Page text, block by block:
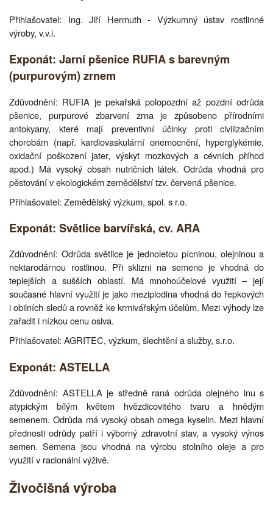
Přihlašovatel: Ing. Jiří Hermuth - Výzkumný ústav rostlinné
výroby, v.v.i.
Exponát: Jarní pšenice RUFIA s barevným
(purpurovým) zrnem
Zdůvodnění: RUFIA je pekařská polopozdní až pozdní odrůda
pšenice, purpurové zbarvení zrna je způsobeno přírodními
antokyany, které mají preventivní účinky proti civilizačním
chorobám (např. kardiovaskulární onemocnění, hyperglykémie,
oxidační poškození jater, výskyt mozkových a cévních příhod
apod.) Má vysoký obsah nutričních látek. Odrůda vhodná pro
pěstování v ekologickém zemědělství tzv. červená pšenice.
Přihlašovatel: Zemědělský výzkum, spol. s r.o.
Exponát: Světlice barvířská, cv. ARA
Zdůvodnění: Odrůda světlice je jednoletou pícninou, olejninou a
nektarodárnou rostlinou. Při sklizni na semeno je vhodná do
teplejších a sušších oblastí. Má mnohoúčelové využití – její
současné hlavní využití je jako meziplodina vhodná do řepkových
i obilních sledů a rovněž ke krmivářským účelům. Mezi výhody lze
zařadit i nízkou cenu osiva.
Přihlašovatel: AGRITEC, výzkum, šlechtění a služby, s.r.o.
Exponát: ASTELLA
Zdůvodnění: ASTELLA je středně raná odrůda olejného lnu s
atypickým bílým květem hvězdicovitého tvaru a hnědým
semenem. Odrůda má vysoký obsah omega kyselin. Mezi hlavní
přednosti odrůdy patří i výborný zdravotní stav, a vysoký výnos
semen. Semena jsou vhodná na výrobu stolního oleje a pro
využití v racionální výživě.
Živočišná výroba